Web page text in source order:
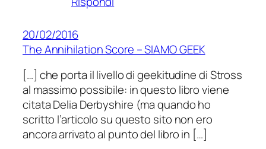
20/02/2016
The Annihilation Score – SIAMO GEEK
[…] che porta il livello di geekitudine di Stross
al massimo possibile: in questo libro viene
citata Delia Derbyshire (ma quando ho
scritto l’articolo su questo sito non ero
ancora arrivato al punto del libro in […]